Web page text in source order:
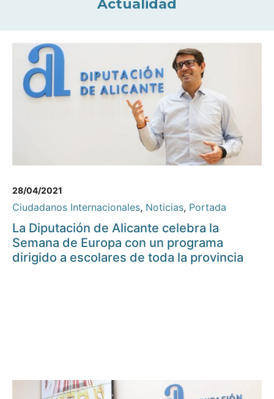
Actualidad
28/04/2021
Ciudadanos Internacionales, Noticias, Portada
La Diputación de Alicante celebra la
Semana de Europa con un programa
dirigido a escolares de toda la provincia